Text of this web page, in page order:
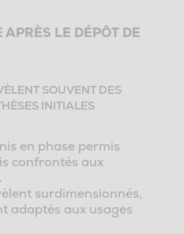
APRÈS LE DÉPÔT DE
SOUVENT DES
INITIALES
en phase permis
confrontés aux
surdimensionnés,
adaptés aux usages